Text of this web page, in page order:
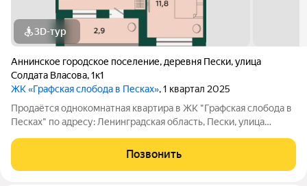
3D-тур
Аннинское городское поселение, деревня Пески,улица
Солдата Власова,1к1
ЖК «Графская слобода в Песках», 1 квартал 2025
Продаётся однокомнатная квартира в ЖК "Графская слобода в
Песках" по адресу: Ленинградская область, Пески, улица
59 минутах на транспорте от метро "Проспект Ветеранов",
рядом с ж/д
Позвонить